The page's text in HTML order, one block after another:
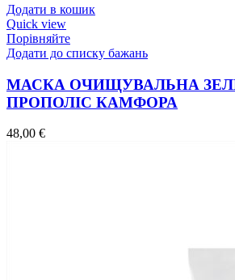
Додати в кошик
Quick view
Порівняйте
Додати до списку бажань
МАСКА ОЧИЩУВАЛЬНА
ПРОПОЛІС КАМФОРА
48,00 €